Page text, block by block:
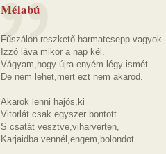
Mélabú
Fűszálon reszkető harmatcsepp vagyok.
Izzó láva mikor a nap kél.
Vágyam,hogy újra enyém légy ismét.
De nem lehet,mert ezt nem akarod.
Akarok lenni hajós,ki
Vitorlát csak egyszer bontott.
S csatát vesztve,viharverten,
Karjaidba vennél,engem,bolondot.